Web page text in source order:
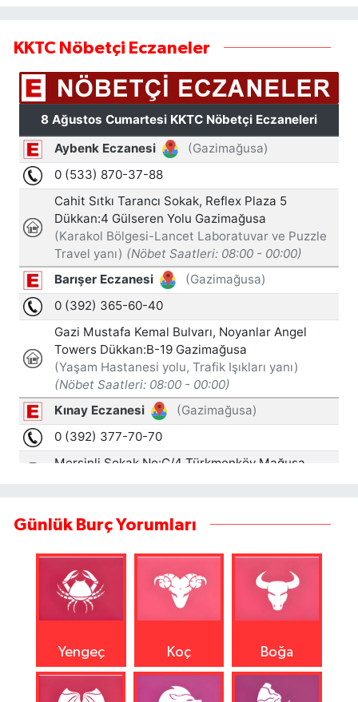
KKTC Nöbetçi Eczaneler
Günlük Burç Yorumları
Yengeç Koç Boğa